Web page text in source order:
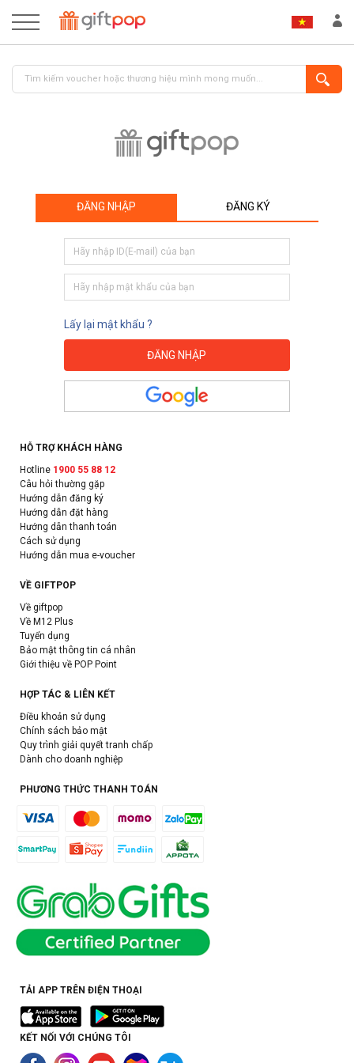
ĐĂNG NHẬP ĐĂNG KÝ
Lấy lại mật khẩu ?
HỖ TRỢ KHÁCH HÀNG
Hotline 1900 55 88 12
Câu hỏi thường gặp
Hướng dẫn đăng ký
Hướng dẫn đặt hàng
Hướng dẫn thanh toán
Cách sử dụng
Hướng dẫn mua e-voucher
VỀ GIFTPOP
Về giftpop
Về M12 Plus
Tuyển dụng
Bảo mật thông tin cá nhân
Giới thiệu về POP Point
HỢP TÁC & LIÊN KẾT
Điều khoản sử dụng
Chính sách bảo mật
Quy trình giải quyết tranh chấp
Dành cho doanh nghiệp
PHƯƠNG THỨC THANH TOÁN
TẢI APP TRÊN ĐIỆN THOẠI
KẾT NỐI VỚI CHÚNG TÔI